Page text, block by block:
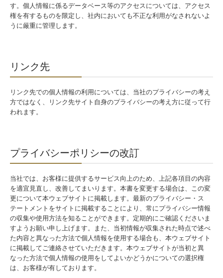
す。個人情報に係るデータベース等のアクセスについては、アクセス
権を有するものを限定し、社内においても不正な利用がなされないよ
うに厳重に管理します。
リンク先
リンク先での個人情報の利用については、当社のプライバシーの考え
方ではなく、リンク先サイト自身のプライバシーの考え方に従って行
われます。
プライバシーポリシーの改訂
当社では、お客様に提供するサービス向上のため、上記各項目の内容
を適宜見直し、改善してまいります。本書を変更する場合は、この変
更について本ウェブサイトに掲載します。最新のプライバシー・ス
テートメントをサイトに掲載することにより、常にプライバシー情報
の収集や使用方法を知ることができます。定期的にご確認くださいま
すようお願い申し上げます。また、当初情報が収集された時点で述べ
た内容と異なった方法で個人情報を使用する場合も、本ウェブサイト
に掲載してご連絡させていただきます。本ウェブサイトが当初と異
なった方法で個人情報の使用をしてよいかどうかについての選択権
は、お客様が有しております。